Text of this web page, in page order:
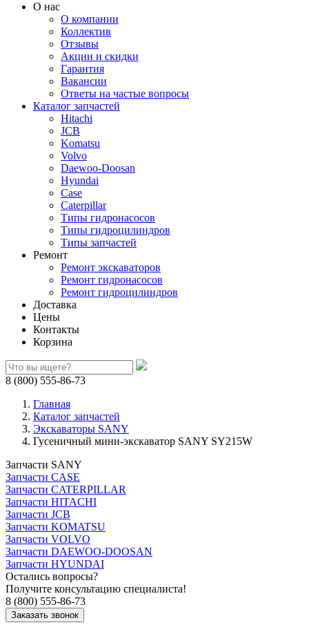
О нас
О компании
Коллектив
Отзывы
Акции и скидки
Гарантия
Вакансии
Ответы на частые вопросы
Каталог запчастей
Hitachi
JCB
Komatsu
Volvo
Daewoo-Doosan
Hyundai
Case
Caterpillar
Типы гидронасосов
Типы гидроцилиндров
Типы запчастей
Ремонт
Ремонт экскаваторов
Ремонт гидронасосов
Ремонт гидроцилиндров
Доставка
Цены
Контакты
Корзина
8 (800) 555-86-73
Главная
Каталог запчастей
Экскаваторы SANY
Гусеничный мини-экскаватор SANY SY215W
Запчасти SANY
Запчасти CASE
Запчасти CATERPILLAR
Запчасти HITACHI
Запчасти JCB
Запчасти KOMATSU
Запчасти VOLVO
Запчасти DAEWOO-DOOSAN
Запчасти HYUNDAI
Остались вопросы?
Получите консультацию специалиста!
8 (800) 555-86-73